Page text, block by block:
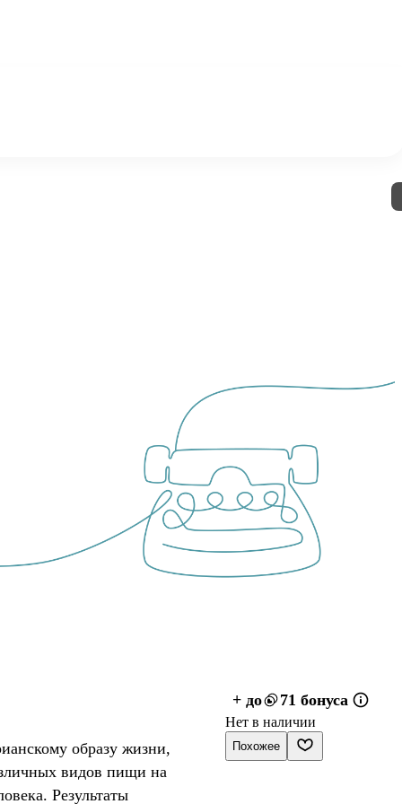
+ до 71 бонуса
Нет в наличии
Похожее
образу жизни,
видов пищи на
Результаты